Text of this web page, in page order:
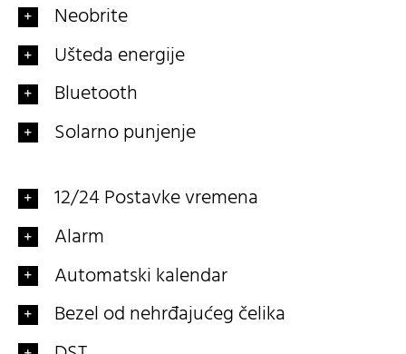
Neobrite
Ušteda energije
Bluetooth
Solarno punjenje
12/24 Postavke vremena
Alarm
Automatski kalendar
Bezel od nehrđajućeg čelika